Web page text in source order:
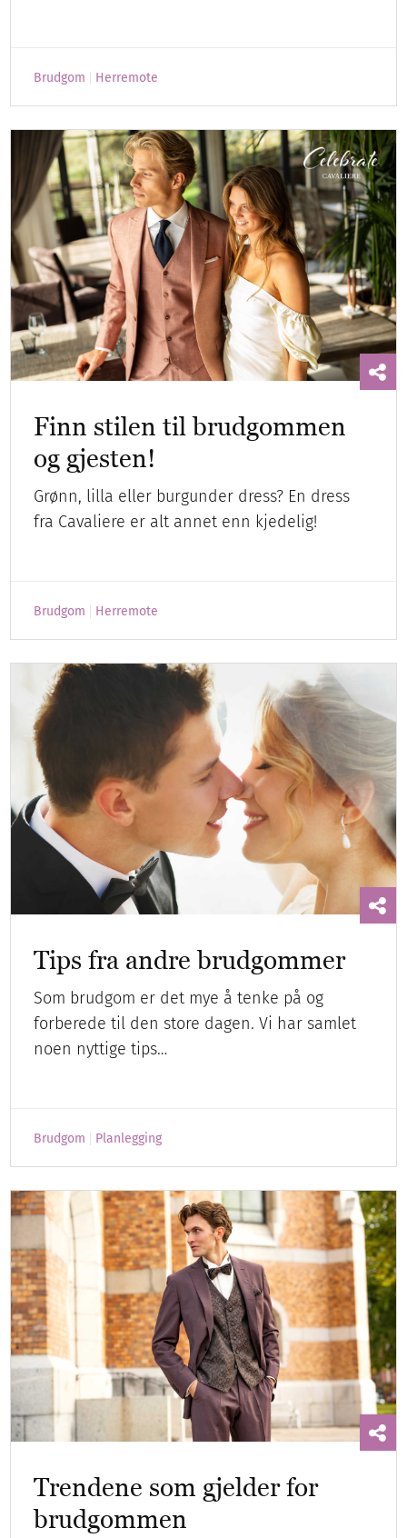
Brudgom Herremote
Finn stilen til brudgommen
og gjesten!
Grønn, lilla eller burgunder dress? En dress
fra Cavaliere er alt annet enn kjedelig!
Brudgom Herremote
Tips fra andre brudgommer
Som brudgom er det mye å tenke på og
forberede til den store dagen. Vi har samlet
noen nyttige tips…
Brudgom Planlegging
Trendene som gjelder for
brudgommen